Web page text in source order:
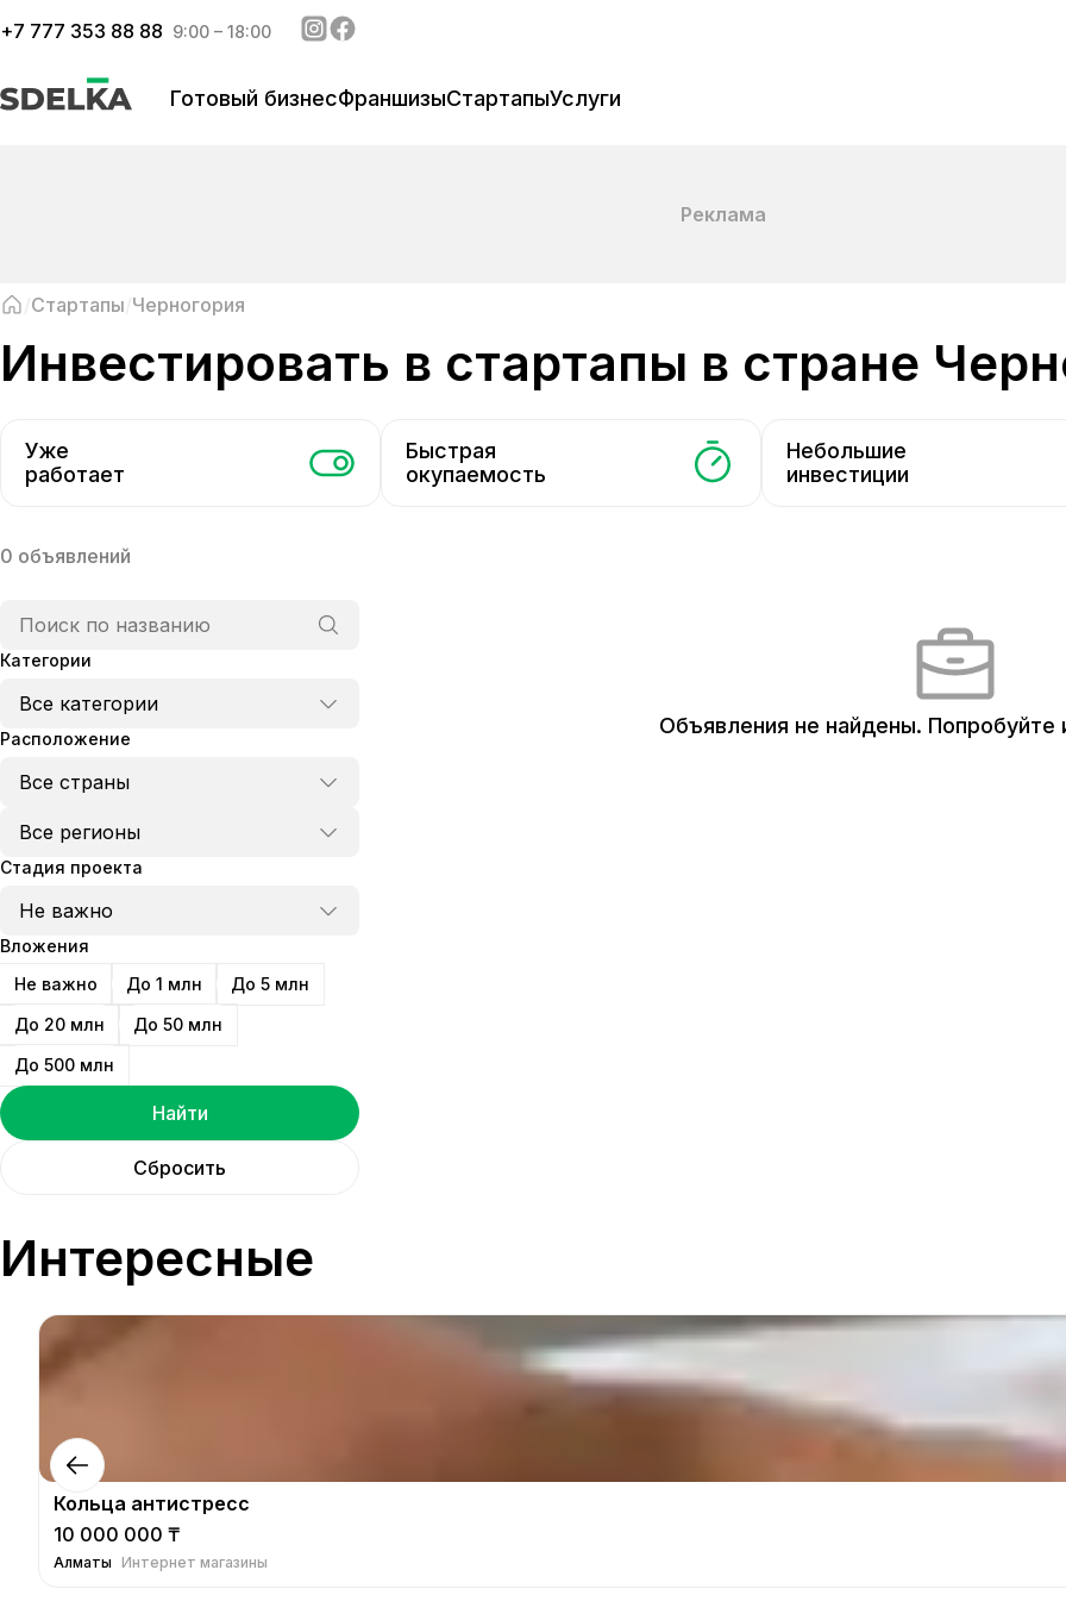
+7 777 353 88 88 9:00 – 18:00
Готовый бизнесФраншизыСтартапыУслуги
Реклама
Стартапы Черногория
инвестировать в стартапы в стране
Уже
работает
Быстрая
окупаемость
Небольшие
инвестиции
0 объявлений
Категории
Расположение
Стадия проекта
Вложения
Не важно
До 1 млн
До 5 млн
До 20 млн
До 50 млн
До 500 млн
Сбросить
Найти
Объявления не найдены. Попробуйте
Интересные
Кольца антистресс
10 000 000 ₸
Алматы Интернет магазины